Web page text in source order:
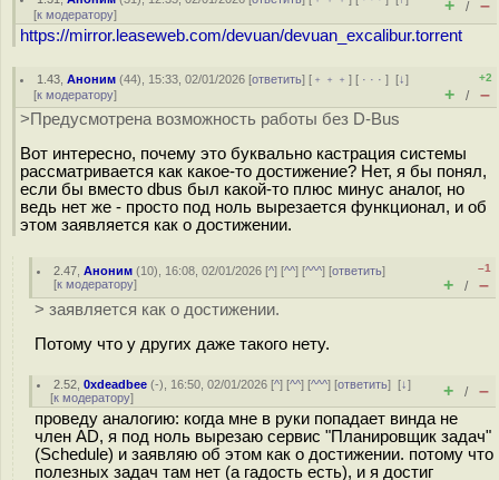
[к модератору] + / –
https://mirror.leaseweb.com/devuan/devuan_excalibur.torrent
1.43 ,Аноним (44), 15:33, 02/01/2026 [ответить] [ ﹢﹢﹢] [ · · ·][↓]
[к модератору]
+2
+ / –
>Предусмотрена возможность работы без D-Bus
Вот интересно, почему это буквально кастрация системы
рассматривается как какое-то достижение? Нет, я бы понял,
если бы вместо dbus был какой-то плюс минус аналог, но
ведь нет же - просто под ноль вырезается функционал, и об
этом заявляется как о достижении.
2.47 ,Аноним (10), 16:08, 02/01/2026 [^] [^^] [^^^] [ответить]
[к модератору]
–1
+ / –
> заявляется как о достижении.
Потому что у других даже такого нету.
2.52 ,0xdeadbee (-), 16:50, 02/01/2026 [^] [^^] [^^^] [ответить][↓]
[к модератору] + / –
проведу аналогию: когда мне в руки попадает винда не
член AD, я под ноль вырезаю сервис "Планировщик задач"
(Schedule) и заявляю об этом как о достижении. потому что
полезных задач там нет (а гадость есть), и я достиг